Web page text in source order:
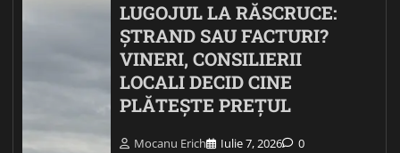
LUGOJUL LA RĂSCRUCE:
ȘTRAND SAU FACTURI?
VINERI, CONSILIERII
LOCALI DECID CINE
PLĂTEȘTE PREȚUL
Mocanu Erich Iulie 7, 2026 0